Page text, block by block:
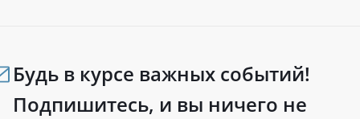
Будь в курсе важных событий!
Подпишитесь, и вы ничего не